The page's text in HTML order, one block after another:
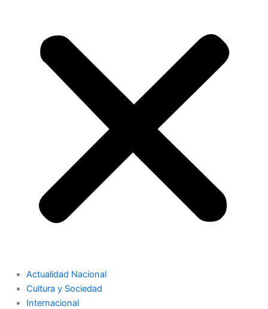
Actualidad Nacional
Cultura y Sociedad
Internacional